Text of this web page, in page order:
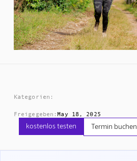
Kategorien:
Freigegeben: May 18, 2025
kostenlos testen Termin buchen